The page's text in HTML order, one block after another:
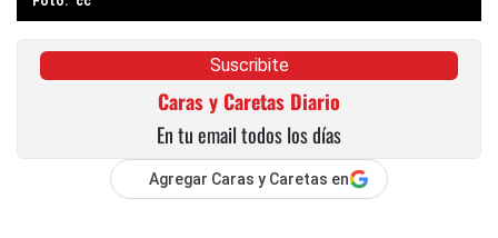
Suscribite
Caras y Caretas Diario
En tu email todos los días
Agregar Caras y Caretas en